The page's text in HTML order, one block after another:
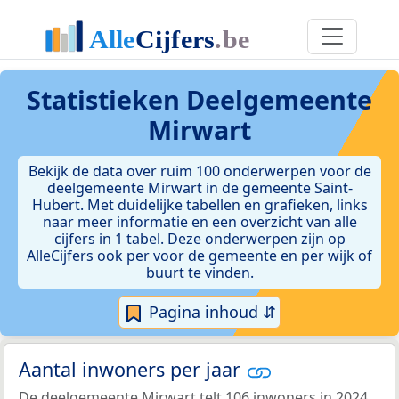
Statistieken Deelgemeente
Mirwart
Bekijk de data over ruim 100 onderwerpen voor de
deelgemeente Mirwart in de gemeente Saint-
Hubert. Met duidelijke tabellen en grafieken, links
naar meer informatie en een overzicht van alle
cijfers in 1 tabel. Deze onderwerpen zijn op
AlleCijfers ook per voor de gemeente en per wijk of
buurt te vinden.
Pagina inhoud ⇵
Aantal inwoners per jaar